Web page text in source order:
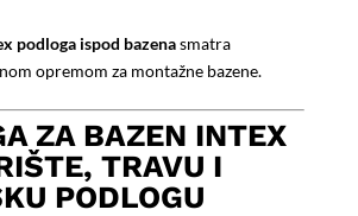
podloga ispod bazenasmatra
opremom za montažne bazene.
ZA BAZEN INTEX
TRAVU I
PODLOGU